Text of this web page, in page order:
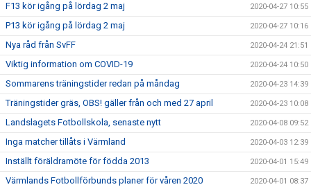
F13 kör igång på lördag 2 maj 2020-04-27 10:55
P13 kör igång på lördag 2 maj 2020-04-27 10:16
Nya råd från SvFF 2020-04-24 21:51
Viktig information om COVID-19 2020-04-24 10:50
Sommarens träningstider redan på måndag 2020-04-23 14:39
Träningstider gräs, OBS! gäller från och med 27 april 2020-04-23 10:08
Landslagets Fotbollskola, senaste nytt 2020-04-08 09:52
Inga matcher tillåts i Värmland 2020-04-03 12:39
Inställt föräldramöte för födda 2013 2020-04-01 15:49
Värmlands Fotbollförbunds planer för våren 2020 2020-04-01 08:37